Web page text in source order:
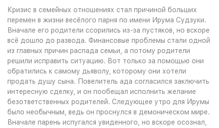
Кризис в семейных отношениях стал причиной больших
перемен в жизни весёлого парня по имени Ирума Судзуки.
Вначале его родители ссорились из-за пустяков, но вскоре
всё дошло до развода. Финансовые проблемы стали одной
из главных причин распада семьи, а потому родители
решили исправить ситуацию. Вот только за помощью они
обратились к самому дьяволу, которому они хотели
продать душу сына. Повелитель ада согласился заключить
интересную сделку, и он пообещал исполнить желание
безответственных родителей. Следующее утро для Ирумы
было необычным, ведь он проснулся в демоническом мире.
Вначале парень испугался увиденного, но вскоре осознал,